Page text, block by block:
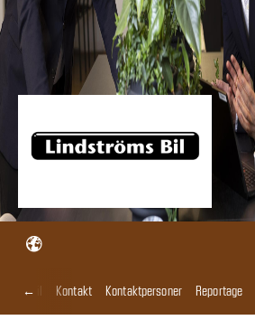
←Bil Kontakt Kontaktpersoner Reportage